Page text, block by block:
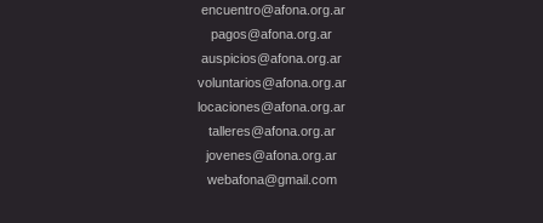
encuentro@afona.org.ar
pagos@afona.org.ar
auspicios@afona.org.ar
voluntarios@afona.org.ar
locaciones@afona.org.ar
talleres@afona.org.ar
jovenes@afona.org.ar
webafona@gmail.com